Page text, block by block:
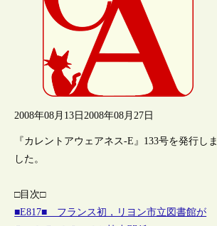
2008年08月13日 2008年08月27日
『カレントアウェアネス-E』133号を発行しま
した。
□目次□
■E817■ フランス初，リヨン市立図書館が